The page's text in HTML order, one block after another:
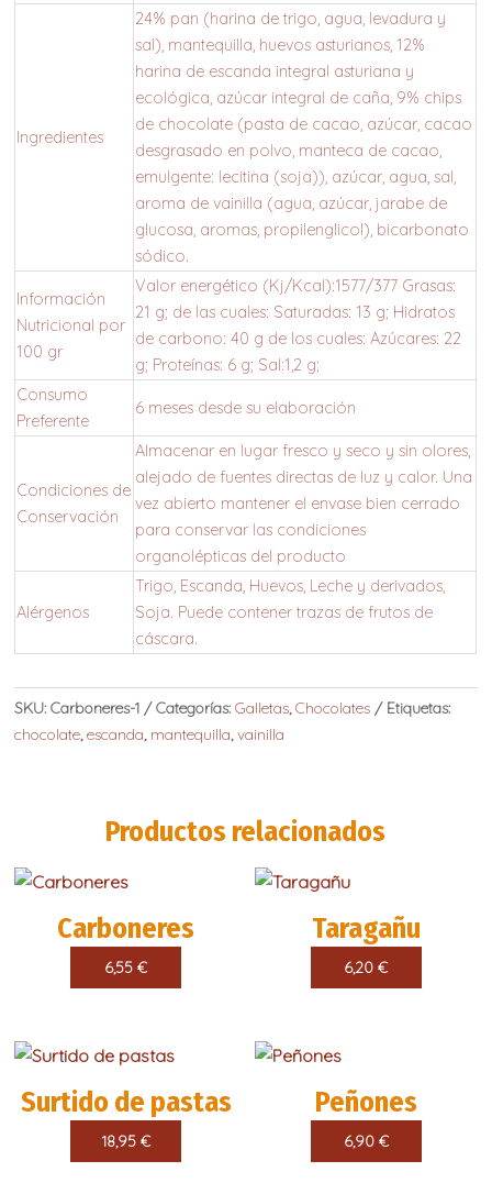
Ingredientes
24% pan (harina de trigo, agua, levadura y
sal), mantequilla, huevos asturianos, 12%
harina de escanda integral asturiana y
ecológica, azúcar integral de caña, 9% chips
de chocolate (pasta de cacao, azúcar, cacao
desgrasado en polvo, manteca de cacao,
emulgente: lecitina (soja)), azúcar, agua, sal,
aroma de vainilla (agua, azúcar, jarabe de
glucosa, aromas, propilenglicol), bicarbonato
sódico.
Información
Nutricional por
100 gr
Valor energético (Kj/Kcal):1577/377 Grasas:
21 g; de las cuales: Saturadas: 13 g; Hidratos
de carbono: 40 g de los cuales: Azúcares: 22
g; Proteínas: 6 g; Sal:1,2 g;
Consumo
Preferente
6 meses desde su elaboración
Condiciones de
Conservación
Almacenar en lugar fresco y seco y sin olores,
alejado de fuentes directas de luz y calor. Una
vez abierto mantener el envase bien cerrado
para conservar las condiciones
organolépticas del producto
Alérgenos
Trigo, Escanda, Huevos, Leche y derivados,
Soja. Puede contener trazas de frutos de
cáscara.
SKU:Carboneres-1 Categorías:Galletas,Chocolates
Etiquetas:
chocolate,escanda, mantequilla,vainilla
Productos relacionados
Carboneres
6,55 €
Taragañu
6,20€
Surtido de pastas
18,95 €
Peñones
6,90 €